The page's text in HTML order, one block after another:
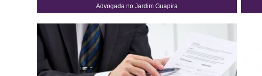
Advogada no Jardim Guapira